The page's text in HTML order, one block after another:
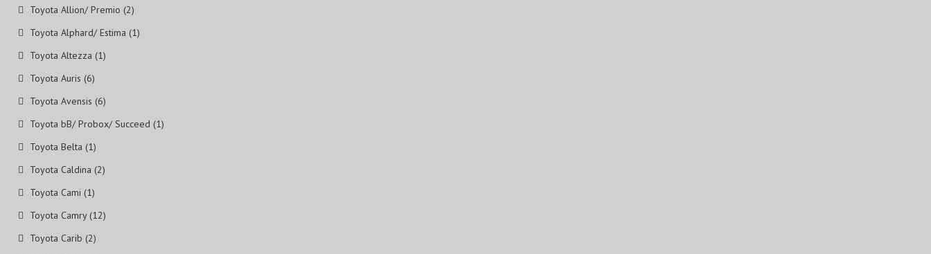
Toyota Allion/ Premio (2)
Toyota Alphard/ Estima (1)
Toyota Altezza (1)
Toyota Auris (6)
Toyota Avensis (6)
Toyota bB/ Probox/ Succeed (1)
Toyota Belta (1)
Toyota Caldina (2)
Toyota Cami (1)
Toyota Camry (12)
Toyota Carib (2)